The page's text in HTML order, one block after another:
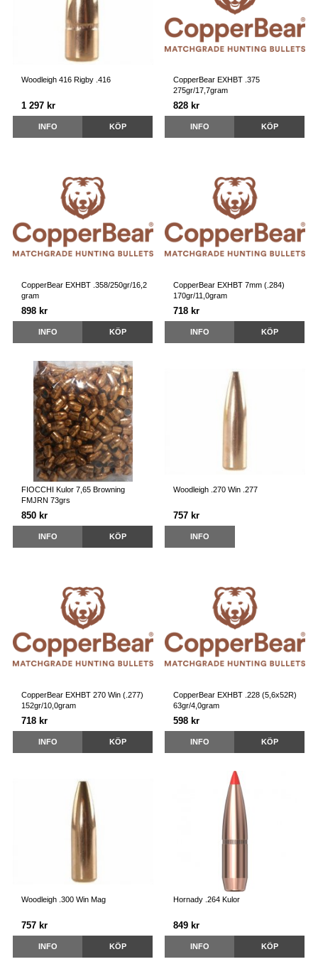
Woodleigh 416 Rigby .416
1 297 kr
INFO KÖP
CopperBear EXHBT .375
275gr/17,7gram
828 kr
INFO KÖP
CopperBear EXHBT .358/250gr/16,2
gram
898 kr
INFO KÖP
CopperBear EXHBT 7mm (.284)
170gr/11,0gram
718 kr
INFO KÖP
FIOCCHI Kulor 7,65 Browning
FMJRN 73grs
850 kr
INFO KÖP
Woodleigh .270 Win .277
757 kr
INFO
CopperBear EXHBT 270 Win (.277)
152gr/10,0gram
718 kr
INFO KÖP
CopperBear EXHBT .228 (5,6x52R)
63gr/4,0gram
598 kr
INFO KÖP
Woodleigh .300 Win Mag
757 kr
INFO KÖP
Hornady .264 Kulor
849 kr
INFO KÖP